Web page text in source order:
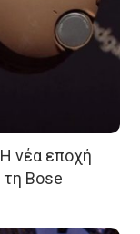
νέα εποχή
Bose